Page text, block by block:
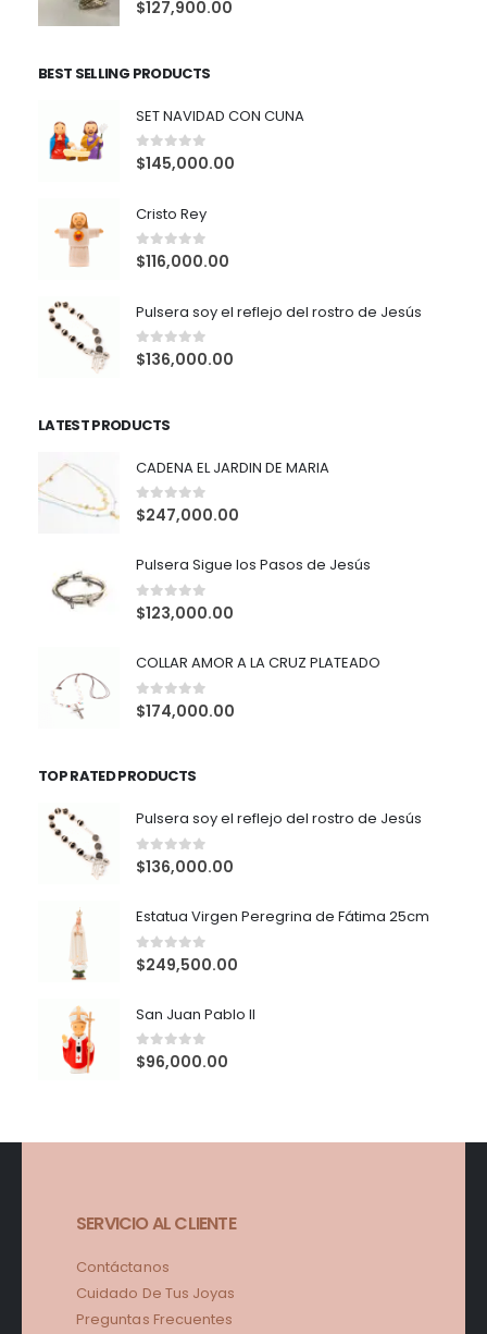
0out of 5
$127,900.00
BEST SELLING PRODUCTS
SET NAVIDAD CON CUNA
0out of 5
$145,000.00
Cristo Rey
0out of 5
$116,000.00
Pulsera soy el reflejo del rostro de Jesús
0out of 5
$136,000.00
LATEST PRODUCTS
CADENA EL JARDIN DE MARIA
0out of 5
$247,000.00
Pulsera Sigue los Pasos de Jesús
0out of 5
$123,000.00
COLLAR AMOR A LA CRUZ PLATEADO
0out of 5
$174,000.00
TOP RATED PRODUCTS
Pulsera soy el reflejo del rostro de Jesús
0out of 5
$136,000.00
Estatua Virgen Peregrina de Fátima 25cm
0out of 5
$249,500.00
San Juan Pablo II
0out of 5
$96,000.00
SERVICIO AL CLIENTE
Contáctanos
Cuidado De Tus Joyas
Preguntas Frecuentes